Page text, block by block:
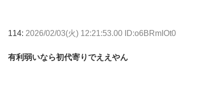
114: 2026/02/03(火) 12:21:53.00 ID:o6BRmIOt0
有利弱いなら初代寄りでええやん